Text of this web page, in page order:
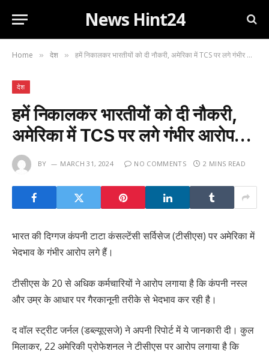
News Hint24
Home » देश » हमें निकालकर भारतीयों को दी नौकरी, अमेरिका में TCS पर लगे गंभीर आरोप…
देश
हमें निकालकर भारतीयों को दी नौकरी,
अमेरिका में TCS पर लगे गंभीर आरोप…
BY MARCH 31, 2024 NO COMMENTS 2 MINS READ
भारत की दिग्गज कंपनी टाटा कंसल्टेंसी सर्विसेज (टीसीएस) पर अमेरिका में
भेदभाव के गंभीर आरोप लगे हैं।
टीसीएस के 20 से अधिक कर्मचारियों ने आरोप लगाया है कि कंपनी नस्ल
और उम्र के आधार पर गैरकानूनी तरीके से भेदभाव कर रही है।
द वॉल स्ट्रीट जर्नल (डब्ल्यूएसजे) ने अपनी रिपोर्ट में ये जानकारी दी। कुल
मिलाकर, 22 अमेरिकी प्रोफेशनल ने टीसीएस पर आरोप लगाया है कि